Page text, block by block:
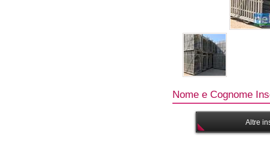
Nome e Cognome
Altre